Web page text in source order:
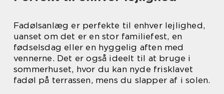
Fadølsanlæg er perfekte til enhver lejlighed,
uanset om det er en stor familiefest, en
fødselsdag eller en hyggelig aften med
vennerne. Det er også ideelt til at bruge i
sommerhuset, hvor du kan nyde frisklavet
fadøl på terrassen, mens du slapper af i solen.